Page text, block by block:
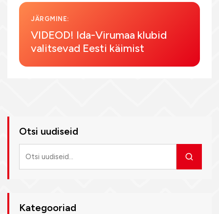
JÄRGMINE:
VIDEOD! Ida-Virumaa klubid
valitsevad Eesti käimist
Otsi uudiseid
uudiseid
Kategooriad